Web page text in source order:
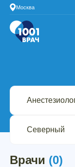
Москва
Врачи (0)